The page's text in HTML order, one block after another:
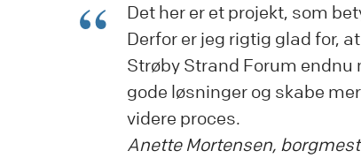
Det her er et projekt, som
Derfor er jeg rigtig glad for,
Strøby Strand Forum
gode løsninger og skabe
videre proces.
Anette Mortensen,